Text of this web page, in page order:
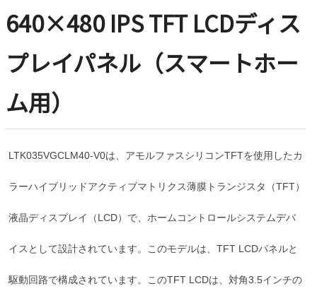
640×480 IPS TFT LCDディス
プレイパネル（スマートホー
ム用）
LTK035VGCLM40-V0は、アモルファスシリコンTFTを使用したカ
ラーハイブリッドアクティブマトリクス薄膜トランジスタ（TFT）
液晶ディスプレイ（LCD）で、ホームコントロールシステムデバ
イスとして設計されています。このモデルは、TFT LCDパネルと
駆動回路で構成されています。このTFT LCDは、対角3.5インチの